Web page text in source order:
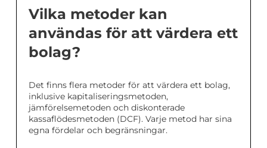
Vilka metoder kan
användas för att värdera ett
bolag?
Det finns flera metoder för att värdera ett bolag,
inklusive kapitaliseringsmetoden,
jämförelsemetoden och diskonterade
kassaflödesmetoden (DCF). Varje metod har sina
egna fördelar och begränsningar.